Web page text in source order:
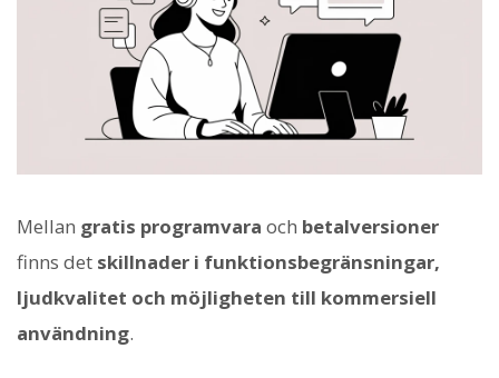
Mellan gratis programvara och betalversioner
finns det skillnader i funktionsbegränsningar,
ljudkvalitet och möjligheten till kommersiell
användning.